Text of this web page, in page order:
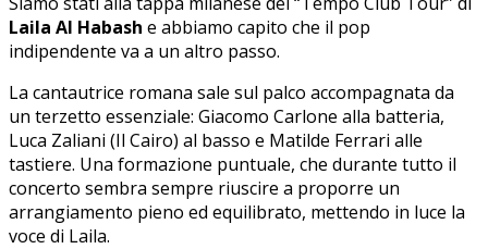
Laila Al Habash e abbiamo capito che il pop
indipendente va a un altro passo.
La cantautrice romana sale sul palco accompagnata da
un terzetto essenziale: Giacomo Carlone alla batteria,
Luca Zaliani (Il Cairo) al basso e Matilde Ferrari alle
tastiere. Una formazione puntuale, che durante tutto il
concerto sembra sempre riuscire a proporre un
arrangiamento pieno ed equilibrato, mettendo in luce la
voce di Laila.